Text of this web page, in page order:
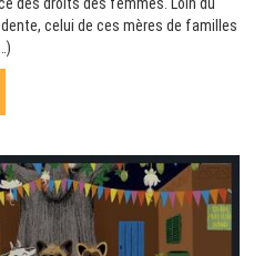
celui de ces mères de familles